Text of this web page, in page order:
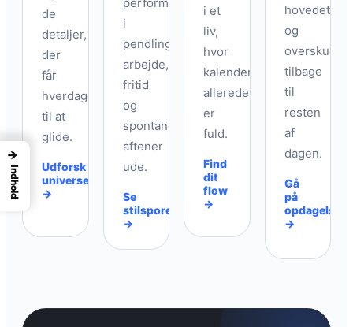
de
detaljer,
der
får
hverdagen
til at
glide.
Udforsk
universet
→
i
pendling,
arbejde,
fritid
og
spontane
aftener
ude.
Se
stilsporene
→
i et
liv,
hvor
kalenderen
allerede
er
fuld.
Find
dit
flow
→
hovedet
og
overskud
tilbage
til
resten
af
dagen.
Gå
på
opdagelse
→
→
Indhold